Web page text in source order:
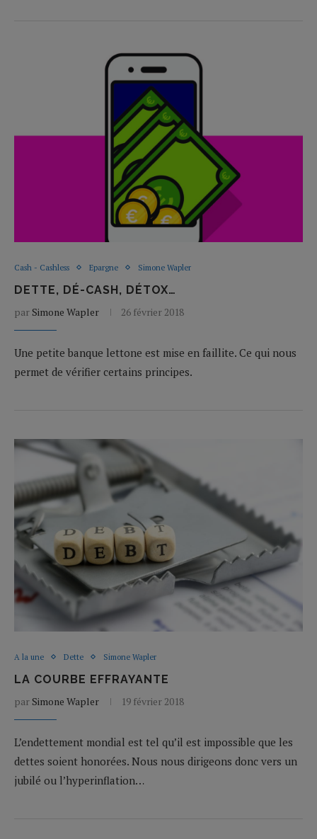
Cash - Cashless Epargne Simone Wapler
DETTE, DÉ-CASH, DÉTOX…
par Simone Wapler 26 février 2018
Une petite banque lettone est mise en faillite. Ce qui nous
permet de vérifier certains principes.
A la une Dette Simone Wapler
LA COURBE EFFRAYANTE
par Simone Wapler 19 février 2018
L’endettement mondial est tel qu’il est impossible que les
dettes soient honorées. Nous nous dirigeons donc vers un
jubilé ou l’hyperinflation…